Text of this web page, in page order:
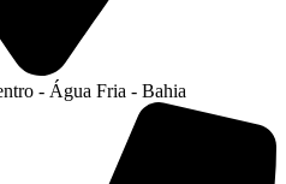
- Água Fria - Bahia